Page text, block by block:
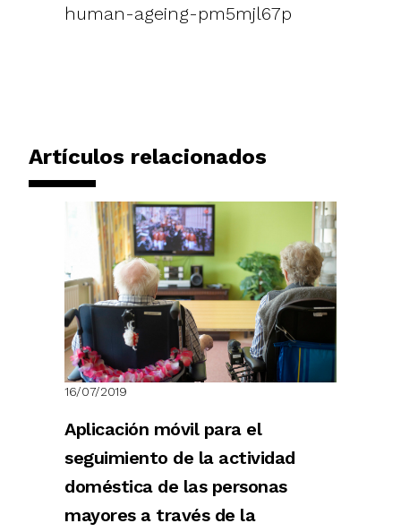
human-ageing-pm5mjl67p
Artículos relacionados
16/07/2019
Aplicación móvil para el
seguimiento de la actividad
doméstica de las personas
mayores a través de la